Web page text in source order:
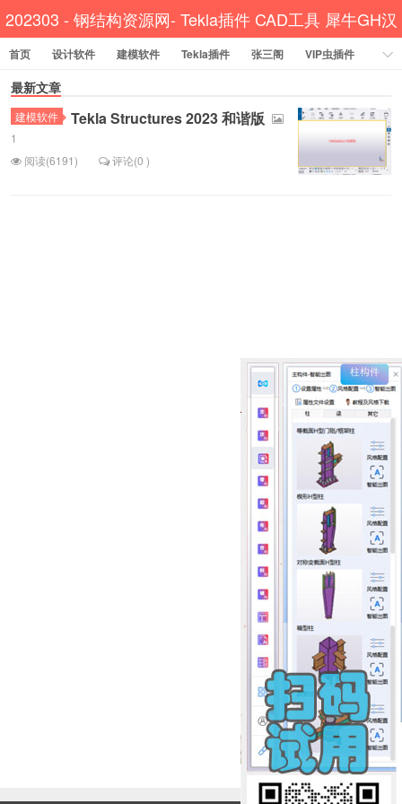
202303 - 钢结构资源网- Tekla插件 CAD工具 犀牛GH汉
化
首页 设计软件 建模软件 Tekla插件 张三阁
VIP虫插件
CAD插件
资讯教程
工程模型 关于网站
最新文章
建模软件 Tekla Structures 2023 和谐版
1
阅读(6191)
评论(0 )